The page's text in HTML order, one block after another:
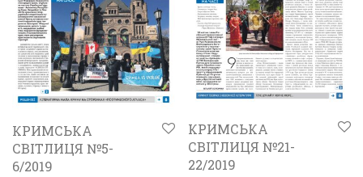
КРИМСЬКА
СВІТЛИЦЯ №5-
6/2019
КРИМСЬКА
СВІТЛИЦЯ №21-
22/2019